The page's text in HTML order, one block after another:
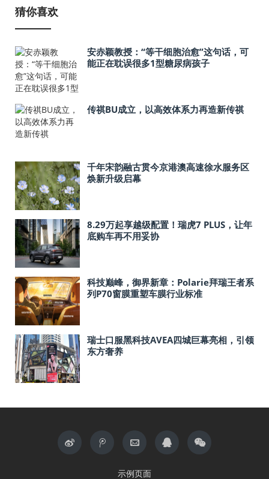
猜你喜欢
安赤颖教授：“等干细胞治愈”这句话，可
能正在耽误很多1型糖尿病孩子
传祺BU成立，以高效体系力再造新传祺
千年宋韵融古贯今京港澳高速徐水服务区
焕新升级启幕
8.29万起享越级配置！瑞虎7 PLUS，让年
底购车再不用妥协
科技巅峰，御界新章：Polarie拜瑞王者系
列P70窗膜重塑车膜行业标准
瑞士口服黑科技AVEA四城巨幕亮相，引领
东方奢养
示例页面